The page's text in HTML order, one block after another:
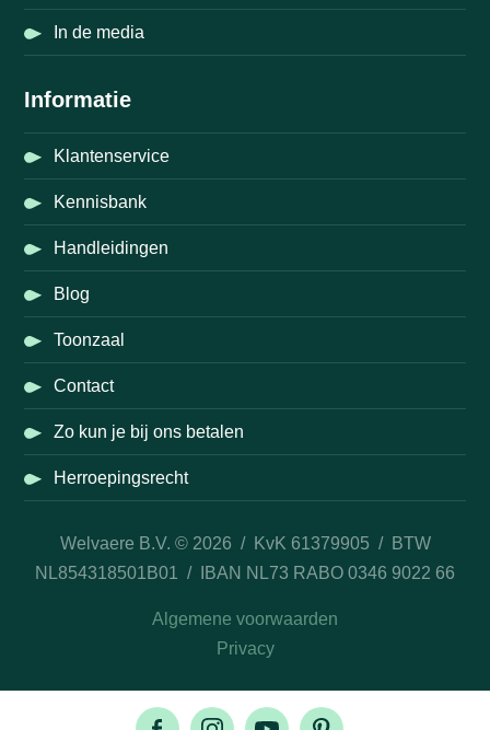
In de media
Informatie
Klantenservice
Kennisbank
Handleidingen
Blog
Toonzaal
Contact
Zo kun je bij ons betalen
Herroepingsrecht
Welvaere B.V. © 2026 / KvK 61379905 / BTW
NL854318501B01 / IBAN NL73 RABO 0346 9022 66
Algemene voorwaarden
Privacy